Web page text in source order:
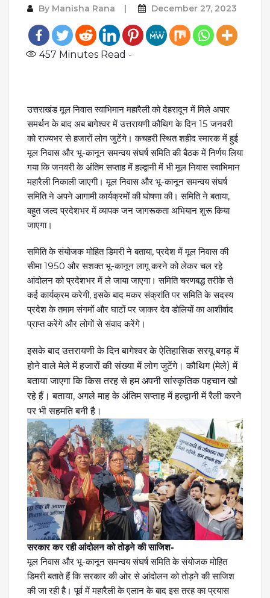
By Manisha Rana December 27, 2023
457 Minutes Read -
उत्तराखंड मूल निवास स्वाभिमान महारैली को देहरादून में मिले अपार
समर्थन के बाद अब बागेश्वर में उत्तरायणी कौथिग के दिन 15 जनवरी
को राज्यभर से हजारों लोग जुटेंगे। कचहरी स्थित शहीद स्मारक में हुई
मूल निवास और भू-कानून समन्वय संघर्ष समिति की बैठक में निर्णय लिया
गया कि जनवरी के अंतिम सप्ताह में हल्द्वानी में भी मूल निवास स्वाभिमान
महारैली निकाली जाएगी। मूल निवास और भू-कानून समन्वय संघर्ष
समिति ने अपने आगामी कार्यक्रमों की घोषणा की। समिति ने बताया,
बहुत जल्द प्रदेशभर में व्यापक जन जागरूकता अभियान शुरू किया
जाएगा।
समिति के संयोजक मोहित डिमरी ने बताया, प्रदेश में मूल निवास की
सीमा 1950 और सशक्त भू-कानून लागू करने को लेकर चल रहे
आंदोलन को प्रदेशभर में ले जाया जाएगा। समिति चरणबद्ध तरीके से
कई कार्यक्रम करेगी, इसके बाद मकर संक्रांति पर समिति के सदस्य
प्रदेश के तमाम संगमों और घाटों पर जाकर देव डोलियों का आशीर्वाद
प्राप्त करेंगे और लोगों से संवाद करेंगे।
इसके बाद उत्तरायणी के दिन बागेश्वर के ऐतिहासिक सरयू बगड़ में
होने वाले मेले में हजारों की संख्या में लोग जुटेंगे। कौथिग (मेले) में
बताया जाएगा कि किस तरह से हम अपनी सांस्कृतिक पहचान खो
रहे हैं। बताया, अगले माह के अंतिम सप्ताह में हल्द्वानी में रैली करने
पर भी सहमति बनी है।
सरकार कर रही आंदोलन को तोड़ने की साजिश-
मूल निवास और भू-कानून समन्वय संघर्ष समिति के संयोजक मोहित
डिमरी बताते हैं कि सरकार की ओर से आंदोलन को तोड़ने की साजिश
की जा रही है। पूर्व में महारैली के एलान के बाद इस तरह का प्रयास